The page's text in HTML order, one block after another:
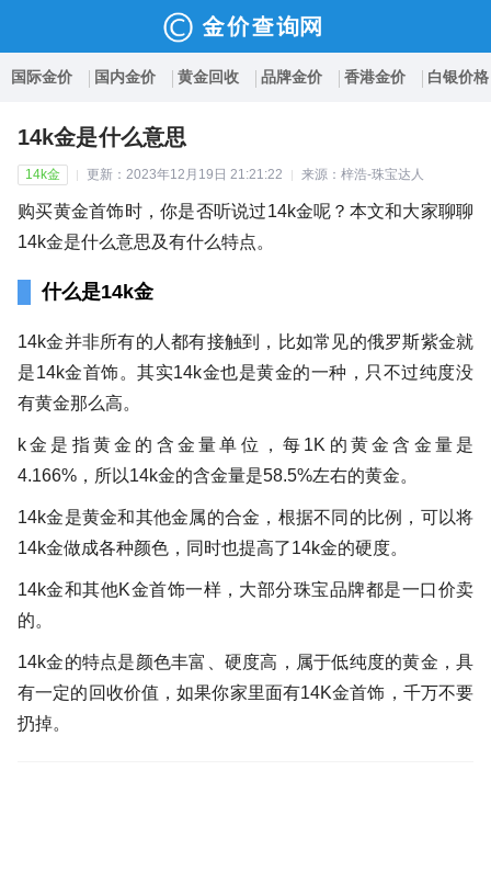
国际金价 国内金价 黄金回收 品牌金价 香港金价 白银价格
14k金是什么意思
14k金 更新：2023年12月19日 21:21:22 来源：梓浩-珠宝达人
购买黄金首饰时，你是否听说过14k金呢？本文和大家聊聊
14k金是什么意思及有什么特点。
什么是14k金
14k金并非所有的人都有接触到，比如常见的俄罗斯紫金就
是14k金首饰。其实14k金也是黄金的一种，只不过纯度没
有黄金那么高。
k金是指黄金的含金量单位，每1K的黄金含金量是
4.166%，所以14k金的含金量是58.5%左右的黄金。
14k金是黄金和其他金属的合金，根据不同的比例，可以将
14k金做成各种颜色，同时也提高了14k金的硬度。
14k金和其他K金首饰一样，大部分珠宝品牌都是一口价卖
的。
14k金的特点是颜色丰富、硬度高，属于低纯度的黄金，具
有一定的回收价值，如果你家里面有14K金首饰，千万不要
扔掉。